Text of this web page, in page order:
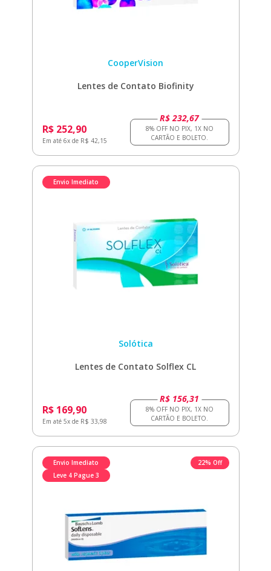
CooperVision
Lentes de Contato Biofinity
R$ 252,90
Em até 6x de R$ 42,15
R$ 232,67
Envio Imediato
Solótica
Lentes de Contato Solflex CL
R$ 169,90
Em até 5x de R$ 33,98
R$ 156,31
Envio Imediato
Leve 4 Pague 3
22% Off